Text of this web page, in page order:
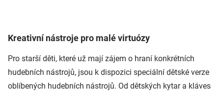
Kreativní nástroje pro malé virtuózy
Pro starší děti, které už mají zájem o hraní konkrétních
hudebních nástrojů, jsou k dispozici speciální dětské verze
oblíbených hudebních nástrojů. Od dětských kytar a kláves